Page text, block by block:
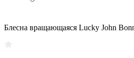
Блесна вращающаяся Lucky John